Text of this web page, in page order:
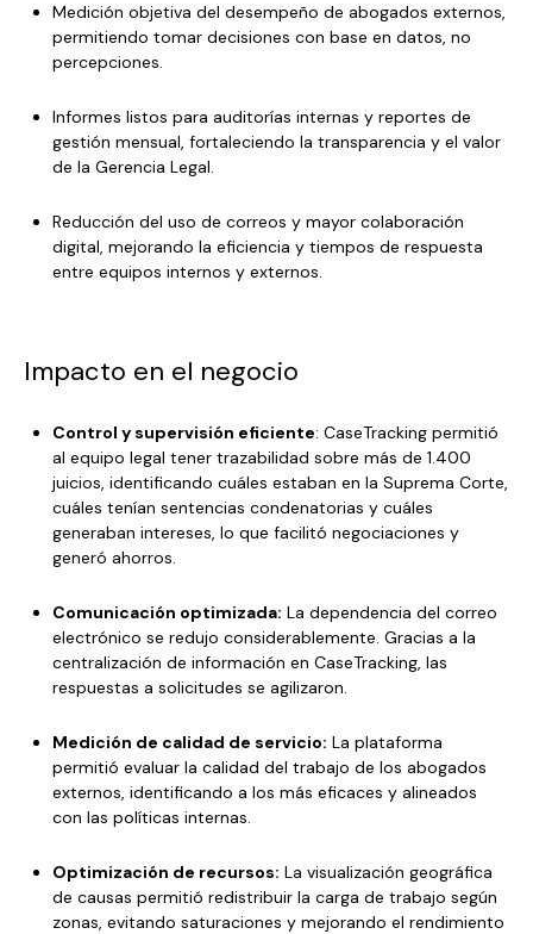
Medición objetiva del desempeño de abogados externos,
permitiendo tomar decisiones con base en datos, no
percepciones.
Informes listos para auditorías internas y reportes de
gestión mensual, fortaleciendo la transparencia y el valor
de la Gerencia Legal.
Reducción del uso de correos y mayor colaboración
digital, mejorando la eficiencia y tiempos de respuesta
entre equipos internos y externos.
Impacto en el negocio
Control y supervisión eficiente: CaseTracking permitió
al equipo legal tener trazabilidad sobre más de 1.400
juicios, identificando cuáles estaban en la Suprema Corte,
cuáles tenían sentencias condenatorias y cuáles
generaban intereses, lo que facilitó negociaciones y
generó ahorros.
Comunicación optimizada: La dependencia del correo
electrónico se redujo considerablemente. Gracias a la
centralización de información en CaseTracking, las
respuestas a solicitudes se agilizaron.
Medición de calidad de servicio: La plataforma
permitió evaluar la calidad del trabajo de los abogados
externos, identificando a los más eficaces y alineados
con las políticas internas.
Optimización de recursos: La visualización geográfica
de causas permitió redistribuir la carga de trabajo según
zonas, evitando saturaciones y mejorando el rendimiento